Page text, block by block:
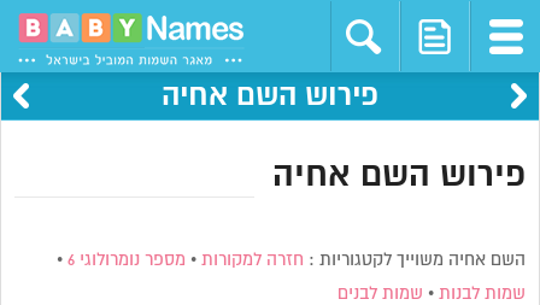
פירוש השם אחיה
פירוש השם אחיה
השם אחיה משוייך לקטגוריות : חזרה למקורות • מספר נומרולוגי 6 •
שמות לבנות • שמות לבנים